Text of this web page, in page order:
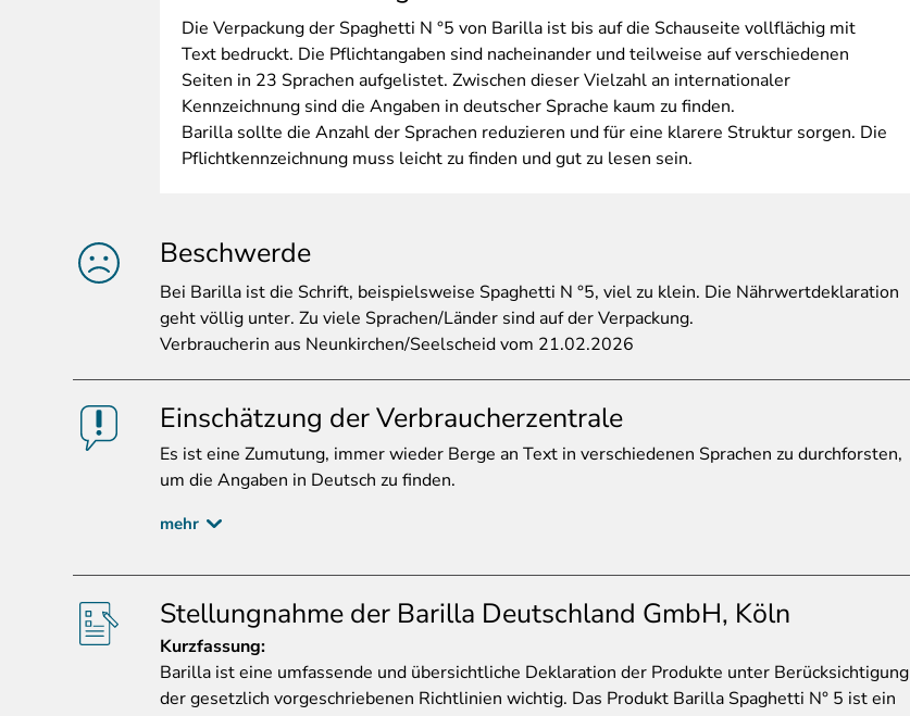
Die Verpackung der Spaghetti N °5 von Barilla ist bis auf die Schauseite vollflächig mit
Text bedruckt. Die Pflichtangaben sind nacheinander und teilweise auf verschiedenen
Seiten in 23 Sprachen aufgelistet. Zwischen dieser Vielzahl an internationaler
Kennzeichnung sind die Angaben in deutscher Sprache kaum zu finden.
Barilla sollte die Anzahl der Sprachen reduzieren und für eine klarere Struktur sorgen. Die
Pflichtkennzeichnung muss leicht zu finden und gut zu lesen sein.
Beschwerde
Bei Barilla ist die Schrift, beispielsweise Spaghetti N °5, viel zu klein. Die Nährwertdeklaration
geht völlig unter. Zu viele Sprachen/Länder sind auf der Verpackung.
Verbraucherin aus Neunkirchen/Seelscheid vom 21.02.2026
Einschätzung der Verbraucherzentrale
Es ist eine Zumutung, immer wieder Berge an Text in verschiedenen Sprachen zu durchforsten,
um die Angaben in Deutsch zu finden.
mehr
Stellungnahme der Barilla Deutschland GmbH, Köln
Kurzfassung:
Barilla ist eine umfassende und übersichtliche Deklaration der Produkte unter Berücksichtigung
der gesetzlich vorgeschriebenen Richtlinien wichtig. Das Produkt Barilla Spaghetti N° 5 ist ein